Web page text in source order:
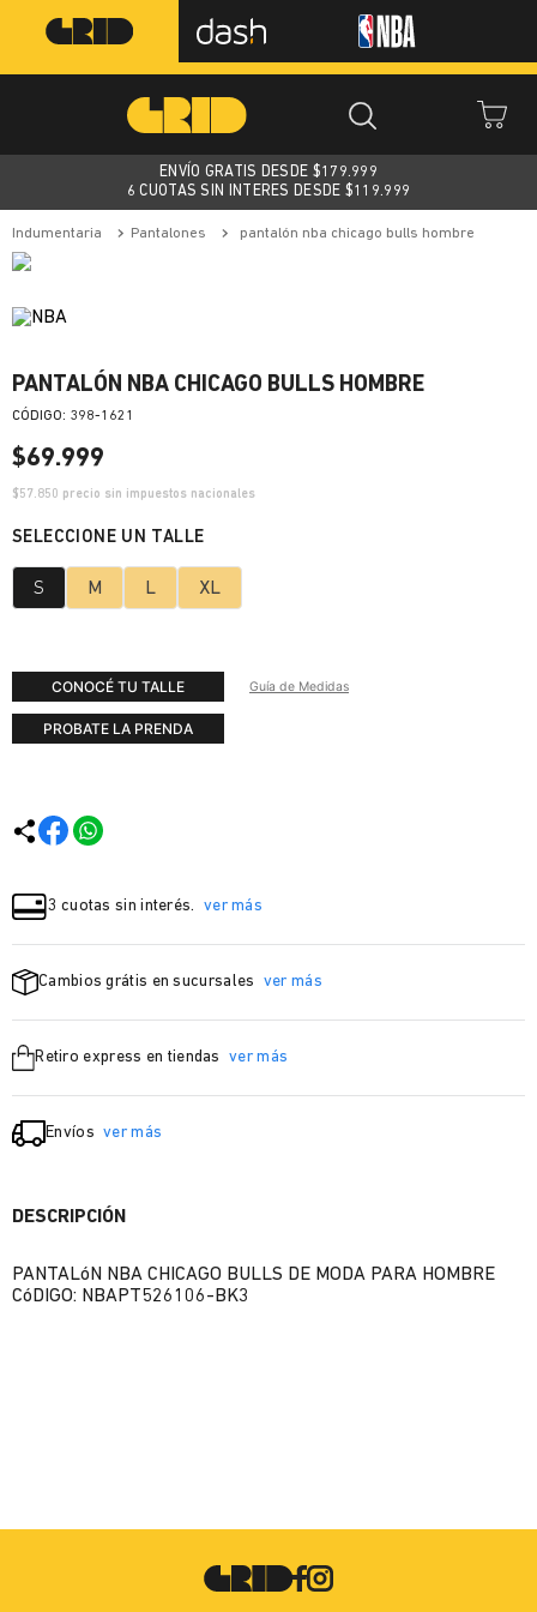
ENVÍO GRATIS DESDE $179.999
6 CUOTAS SIN INTERES DESDE $119.999
indumentaria pantalones pantalón nba chicago bulls hombre
PANTALÓN NBA CHICAGO BULLS HOMBRE
: 398-1621
$69.999
$57.850 precio sin impuestos nacionales
S M L XL
CONOCÉ TU TALLE Guía de Medidas
PROBATE LA PRENDA
3 cuotas sin interés. ver más
Cambios grátis en sucursales ver más
Retiro express en tiendas ver más
Envíos ver más
DESCRIPCIÓN
PANTALóN NBA CHICAGO BULLS DE MODA PARA HOMBRE
CóDIGO: NBAPT526106-BK3